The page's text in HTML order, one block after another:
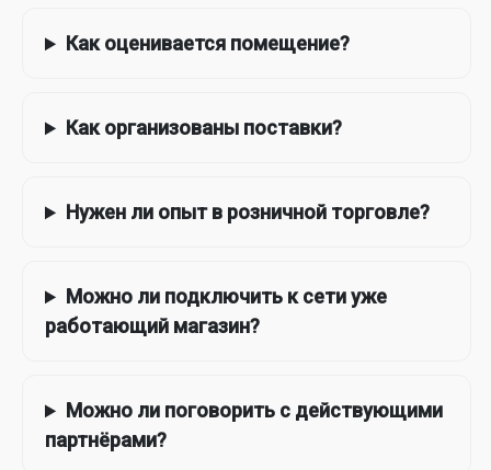
Как оценивается помещение?
Как организованы поставки?
Нужен ли опыт в розничной торговле?
Можно ли подключить к сети уже
работающий магазин?
Можно ли поговорить с действующими
партнёрами?